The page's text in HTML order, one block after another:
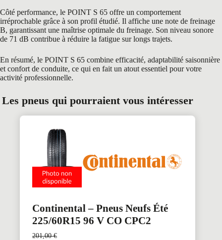
Côté performance, le POINT S 65 offre un comportement
irréprochable grâce à son profil étudié. Il affiche une note de freinage
B, garantissant une maîtrise optimale du freinage. Son niveau sonore
de 71 dB contribue à réduire la fatigue sur longs trajets.
En résumé, le POINT S 65 combine efficacité, adaptabilité saisonnière
et confort de conduite, ce qui en fait un atout essentiel pour votre
activité professionnelle.
Les pneus qui pourraient vous intéresser
Continental – Pneus Neufs Été
225/60R15 96 V CO CPC2
201,00€